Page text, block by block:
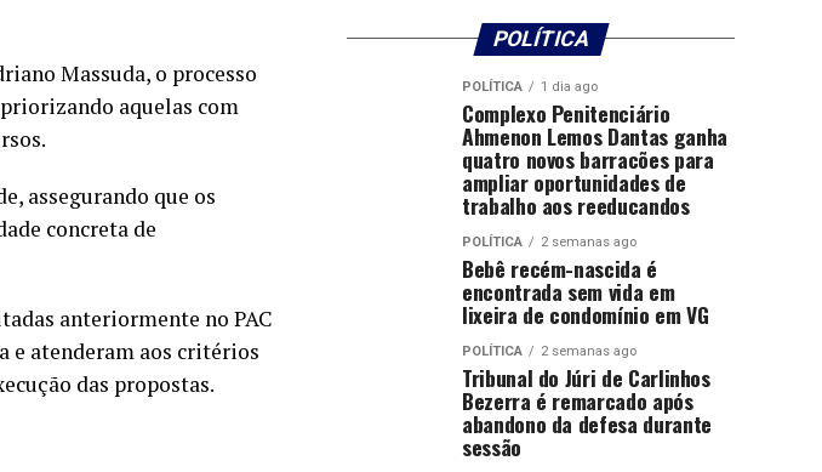
Massuda, o processo
aquelas com
assegurando que os
concreta de
anteriormente no PAC
e atenderam aos critérios
das propostas.
POLÍTICA
POLÍTICA 1 dia ago
Complexo Penitenciário
Ahmenon Lemos Dantas ganha
quatro novos barracões para
ampliar oportunidades de
trabalho aos reeducandos
POLÍTICA 2 semanas ago
Bebê recém-nascida é
encontrada sem vida em
lixeira de condomínio em VG
POLÍTICA 2 semanas ago
Tribunal do Júri de Carlinhos
Bezerra é remarcado após
abandono da defesa durante
sessão